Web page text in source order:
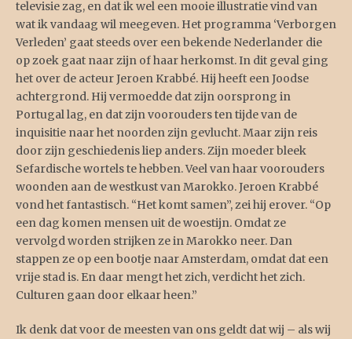
televisie zag, en dat ik wel een mooie illustratie vind van
wat ik vandaag wil meegeven. Het programma ‘Verborgen
Verleden’ gaat steeds over een bekende Nederlander die
op zoek gaat naar zijn of haar herkomst. In dit geval ging
het over de acteur Jeroen Krabbé. Hij heeft een Joodse
achtergrond. Hij vermoedde dat zijn oorsprong in
Portugal lag, en dat zijn voorouders ten tijde van de
inquisitie naar het noorden zijn gevlucht. Maar zijn reis
door zijn geschiedenis liep anders. Zijn moeder bleek
Sefardische wortels te hebben. Veel van haar voorouders
woonden aan de westkust van Marokko. Jeroen Krabbé
vond het fantastisch. “Het komt samen”, zei hij erover. “Op
een dag komen mensen uit de woestijn. Omdat ze
vervolgd worden strijken ze in Marokko neer. Dan
stappen ze op een bootje naar Amsterdam, omdat dat een
vrije stad is. En daar mengt het zich, verdicht het zich.
Culturen gaan door elkaar heen.”
Ik denk dat voor de meesten van ons geldt dat wij – als wij